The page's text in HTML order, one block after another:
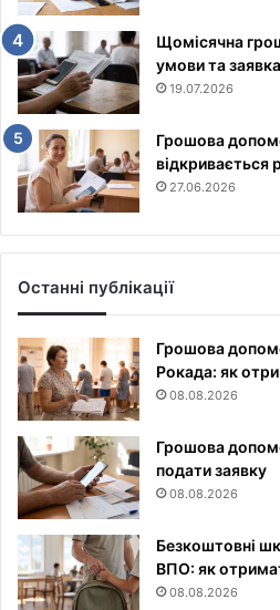
Щомісячна
умови та заявка
19.07.2026
Грошова
відкривається
27.06.2026
Останні публікації
Грошова
Рокада: як
08.08.2026
Грошова
подати заявку
08.08.2026
Безкоштовні
ВПО: як
08.08.2026